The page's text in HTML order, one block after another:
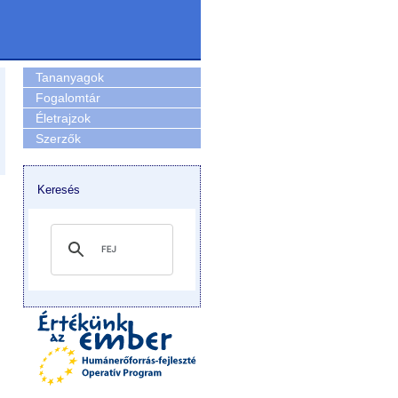
Tananyagok
Fogalomtár
Életrajzok
Szerzők
Keresés